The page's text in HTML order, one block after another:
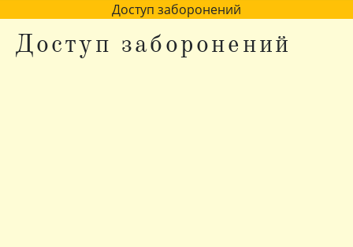
Доступ заборонений
Доступ заборонений